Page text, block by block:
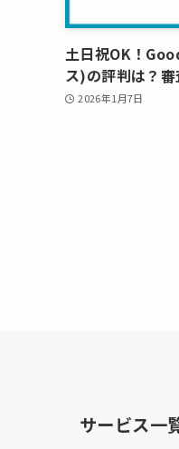
土日祝OK！
ス)の評判は？
2026年1月7日
サービス一